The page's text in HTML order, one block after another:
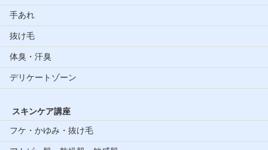
手あれ
抜け毛
体臭・汗臭
デリケートゾーン
スキンケア講座
フケ・かゆみ・抜け毛